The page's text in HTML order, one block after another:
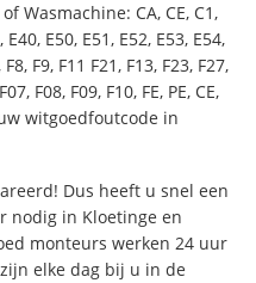
Wasmachine: CA, CE, C1,
E40, E50, E51, E52, E53, E54,
F9, F11 F21, F13, F23, F27,
F08, F09, F10, FE, PE, CE,
witgoedfoutcode in
Dus heeft u snel een
nodig in Kloetinge en
monteurs werken 24 uur
elke dag bij u in de